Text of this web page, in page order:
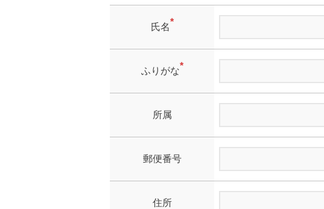
氏名*
ふりがな*
所属
郵便番号
住所